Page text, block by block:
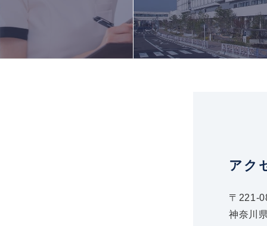
アク
〒221-
神奈川